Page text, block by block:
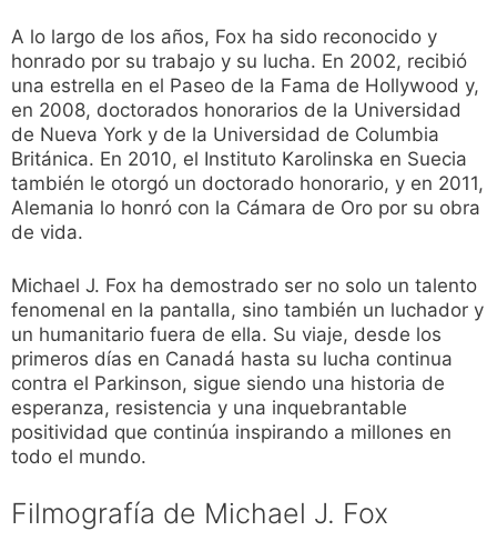
A lo largo de los años, Fox ha sido reconocido y
honrado por su trabajo y su lucha. En 2002, recibió
una estrella en el Paseo de la Fama de Hollywood y,
en 2008, doctorados honorarios de la Universidad
de Nueva York y de la Universidad de Columbia
Británica. En 2010, el Instituto Karolinska en Suecia
también le otorgó un doctorado honorario, y en 2011,
Alemania lo honró con la Cámara de Oro por su obra
de vida.
Michael J. Fox ha demostrado ser no solo un talento
fenomenal en la pantalla, sino también un luchador y
un humanitario fuera de ella. Su viaje, desde los
primeros días en Canadá hasta su lucha continua
contra el Parkinson, sigue siendo una historia de
esperanza, resistencia y una inquebrantable
positividad que continúa inspirando a millones en
todo el mundo.
Filmografía de Michael J. Fox